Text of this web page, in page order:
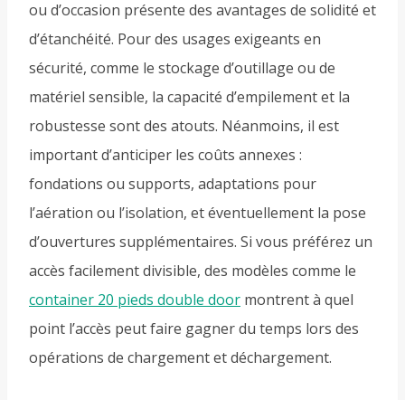
ou d’occasion présente des avantages de solidité et
d’étanchéité. Pour des usages exigeants en
sécurité, comme le stockage d’outillage ou de
matériel sensible, la capacité d’empilement et la
robustesse sont des atouts. Néanmoins, il est
important d’anticiper les coûts annexes :
fondations ou supports, adaptations pour
l’aération ou l’isolation, et éventuellement la pose
d’ouvertures supplémentaires. Si vous préférez un
accès facilement divisible, des modèles comme le
container 20 pieds double door montrent à quel
point l’accès peut faire gagner du temps lors des
opérations de chargement et déchargement.